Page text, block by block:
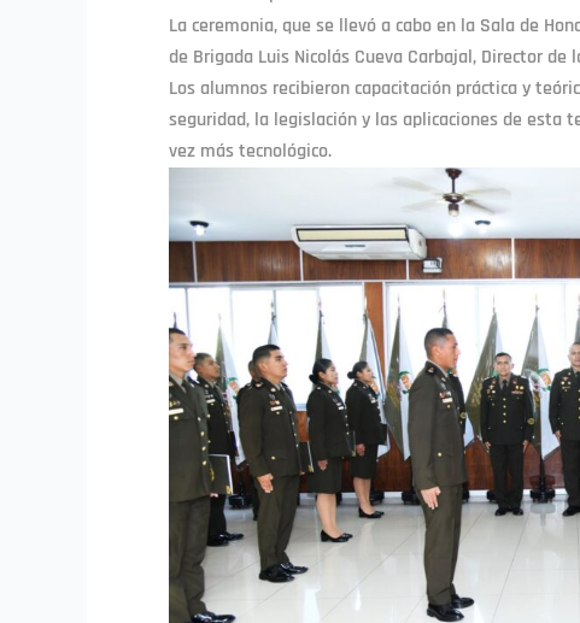
La ceremonia, que se llevó a cabo en la Sala de
de Brigada Luis Nicolás Cueva Carbajal, Director de
Los alumnos recibieron capacitación práctica y
seguridad, la legislación y las aplicaciones de esta
vez más tecnológico.